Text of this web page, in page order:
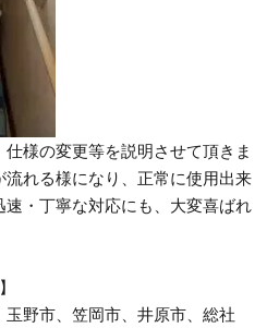
様の変更等を説明させて頂きま
流れる様になり、正常に使用出来
速・丁寧な対応にも、大変喜ばれ
野市、笠岡市、井原市、総社